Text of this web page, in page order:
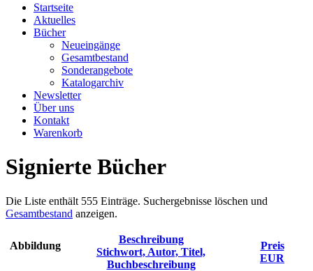
Startseite
Aktuelles
Bücher
Neueingänge
Gesamtbestand
Sonderangebote
Katalogarchiv
Newsletter
Über uns
Kontakt
Warenkorb
Signierte Bücher
Die Liste enthält 555 Einträge. Suchergebnisse löschen und
Gesamtbestand anzeigen.
Abbildung
Beschreibung
Stichwort, Autor, Titel,
Buchbeschreibung
Preis
EUR